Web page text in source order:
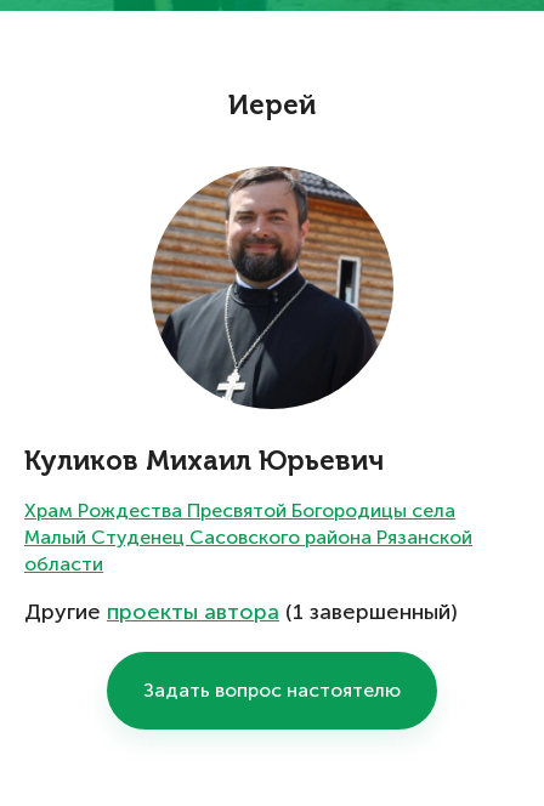
Иерей
Куликов Михаил Юрьевич
Храм Рождества Пресвятой Богородицы села
Малый Студенец Сасовского района Рязанской
области
Другие проекты автора (1 завершенный)
Задать вопрос настоятелю